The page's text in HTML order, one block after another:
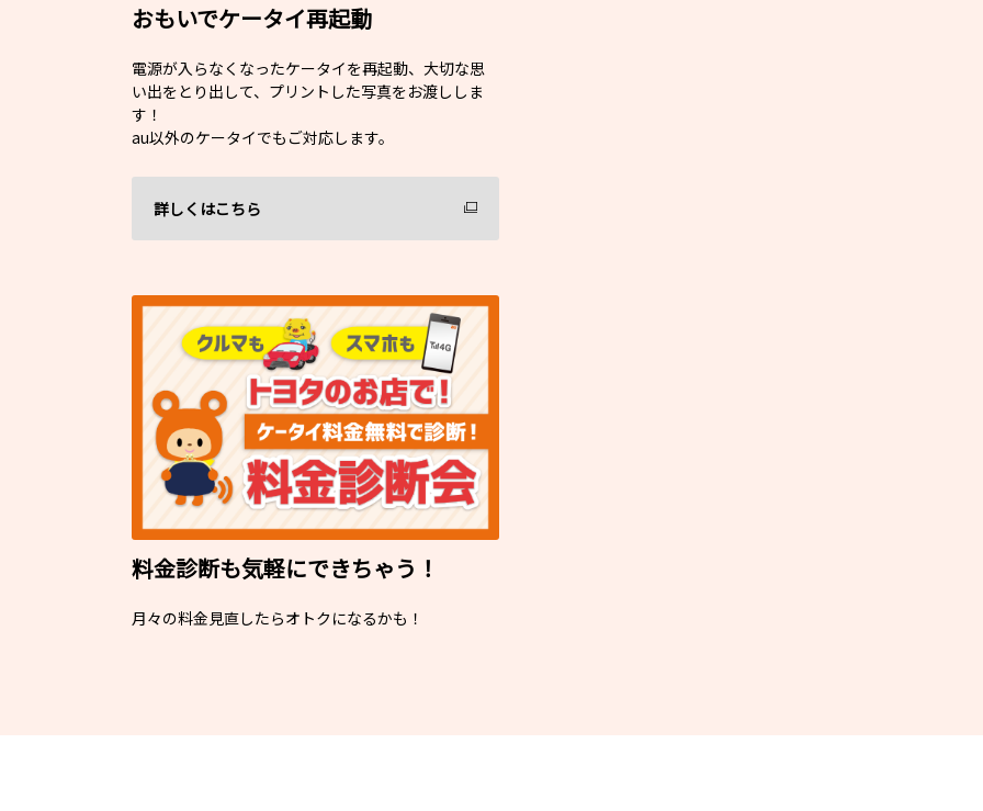
おもいでケータイ再起動
電源が入らなくなったケータイを再起動、大切な思
い出をとり出して、プリントした写真をお渡ししま
す！
au以外のケータイでもご対応します。
詳しくはこちら
料金診断も気軽にできちゃう！
月々の料金見直したらオトクになるかも！